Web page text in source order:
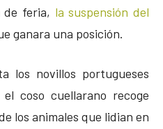
de feria, la suspensión del
ganara una posición.
los novillos portugueses
coso cuellarano recoge
los animales que lidian en